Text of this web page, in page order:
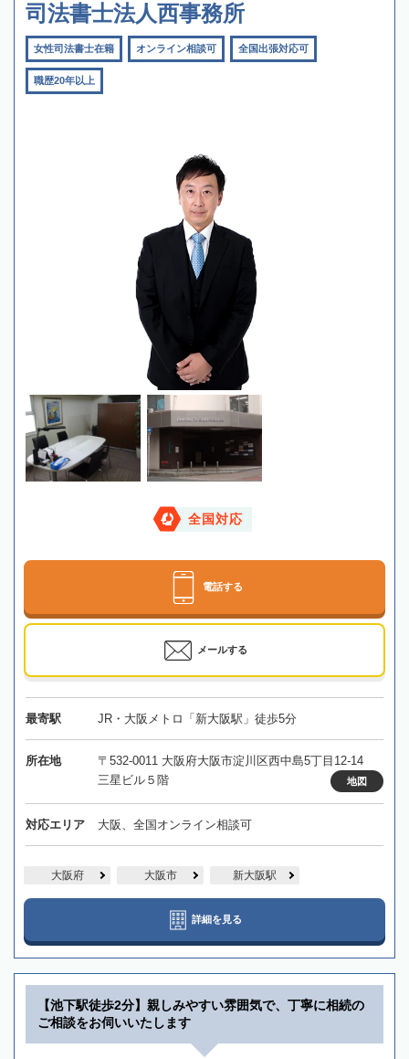
司法書士法人西事務所
女性司法書士在籍 オンライン相談可 全国出張対応可
職歴20年以上
全国対応
電話する
メールする
最寄駅 JR・大阪メトロ「新大阪駅」徒歩5分
所在地
〒532-0011 大阪府大阪市淀川区西中島5丁目12-14
三星ビル５階
地図
対応エリア 大阪、全国オンライン相談可
大阪府 大阪市 新大阪駅
詳細を見る
【池下駅徒歩2分】親しみやすい雰囲気で、丁寧に相続の
ご相談をお伺いいたします